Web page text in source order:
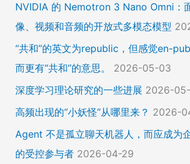
NVIDIA 的 Nemotron 3 Nano Omni：
像、视频和音频的开放式多模态模型
“共和”的英文为republic，但感觉en-
而更有“共和”的意思。
2026-05-03
深度学习理论研究的一些进展 2026-
高频出现的“小妖怪”从哪里来？ 2026-
Agent 不是孤立聊天机器人，而应成为
的受控参与者 2026-04-29